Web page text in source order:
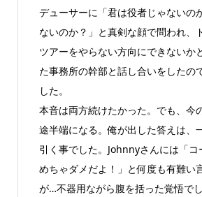
デューサーに「君は役者じゃないの
ないのか？」と真剣な顔で問われ、
ツアーをやらない方向にできないか
た事務所の幹部と話し合いをしたの
した。
本音は両方続けたかった。でも、今
途半端になる。俺が出した答えは、
引く事でした。Johnnyさんには「
めちゃダメだよ！」と何度も有難い
が…不器用ながら腹を括った覚悟でし